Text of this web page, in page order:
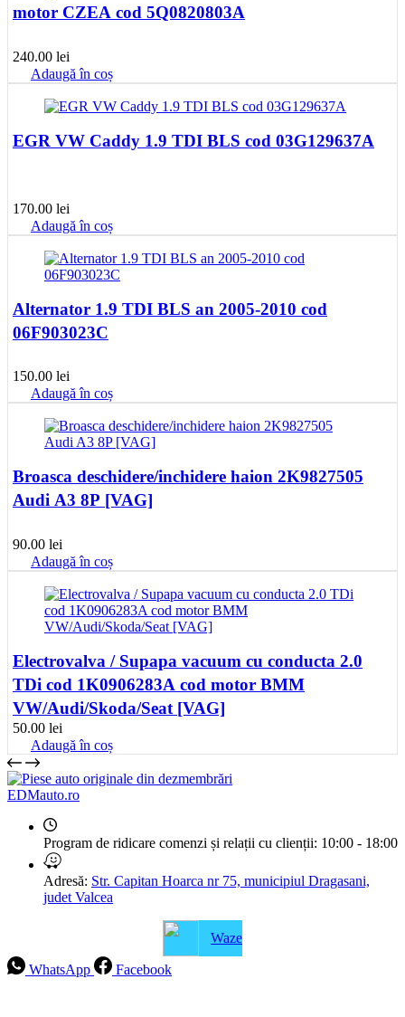
motor CZEA cod 5Q0820803A
240.00 lei
Adaugă în coș
EGR VW Caddy 1.9 TDI BLS cod 03G129637A
170.00 lei
Adaugă în coș
Alternator 1.9 TDI BLS an 2005-2010 cod
06F903023C
150.00 lei
Adaugă în coș
Broasca deschidere/inchidere haion 2K9827505
Audi A3 8P [VAG]
90.00 lei
Adaugă în coș
Electrovalva / Supapa vacuum cu conducta 2.0
TDi cod 1K0906283A cod motor BMM
VW/Audi/Skoda/Seat [VAG]
50.00 lei
Adaugă în coș
EDMauto.ro
Program de ridicare comenzi și relații cu clienții: 10:00 - 18:00
Adresă: Str. Capitan Hoarca nr 75, municipiul Dragasani,
judet Valcea
Waze
WhatsApp
Facebook